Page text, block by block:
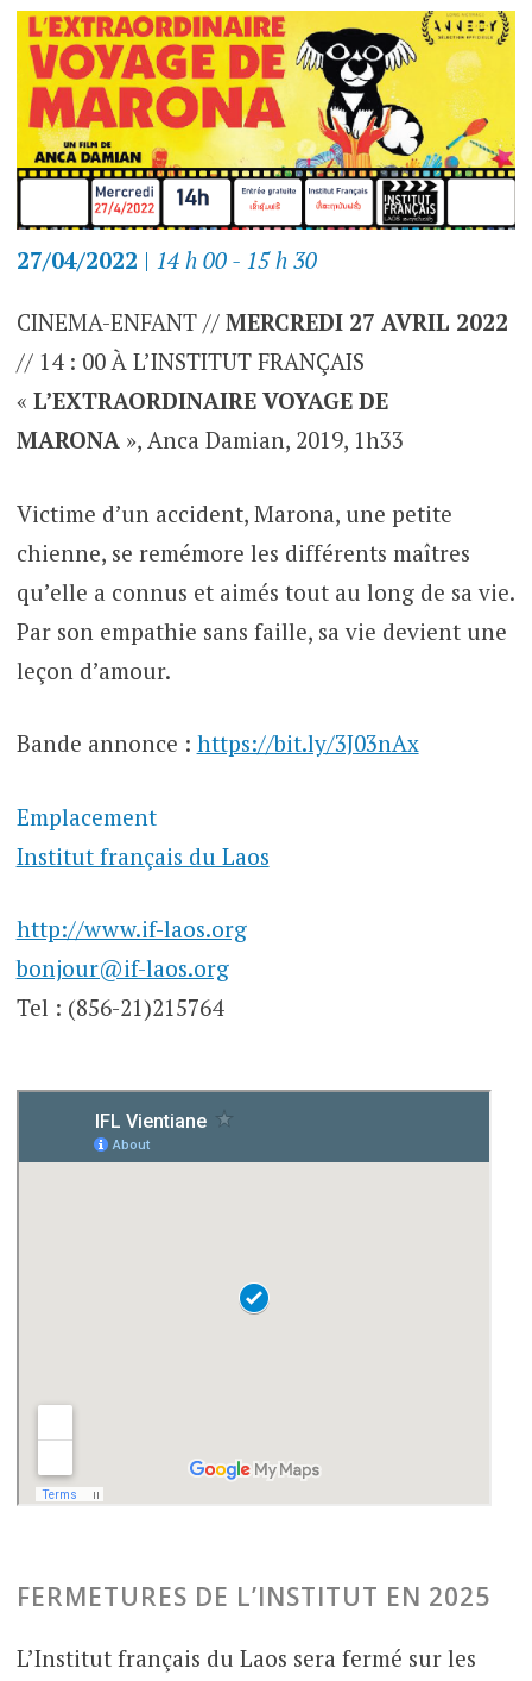
27/04/2022 | 14 h 00 - 15 h 30
CINEMA-ENFANT // MERCREDI 27 AVRIL 2022
// 14 : 00 À L’INSTITUT FRANÇAIS
« L’EXTRAORDINAIRE VOYAGE DE
MARONA », Anca Damian, 2019, 1h33
Victime d’un accident, Marona, une petite
chienne, se remémore les différents maîtres
qu’elle a connus et aimés tout au long de sa vie.
Par son empathie sans faille, sa vie devient une
leçon d’amour.
Bande annonce : https://bit.ly/3J03nAx
Emplacement
Institut français du Laos
http://www.if-laos.org
bonjour@if-laos.org
Tel : (856-21)215764
FERMETURES DE L’INSTITUT EN 2025
L’Institut français du Laos sera fermé sur les